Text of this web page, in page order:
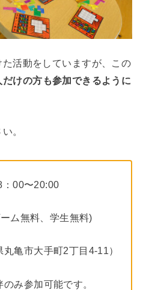
活動をしていますが、この
だけの方も参加できるように
。
：00〜20:00
ム無料、学生無料)
亀市大手町2丁目4-11）
み参加可能です。